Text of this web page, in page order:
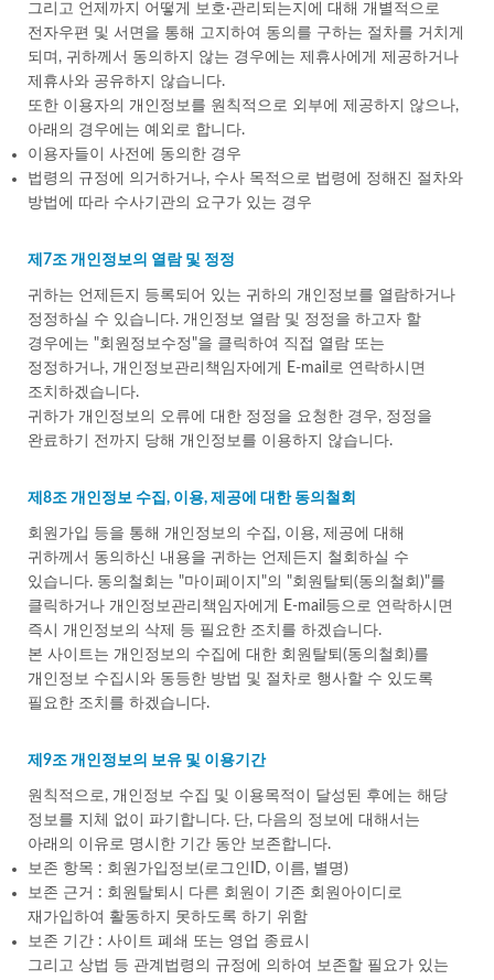
그리고 언제까지 어떻게 보호·관리되는지에 대해 개별적으로
전자우편 및 서면을 통해 고지하여 동의를 구하는 절차를 거치게
되며, 귀하께서 동의하지 않는 경우에는 제휴사에게 제공하거나
제휴사와 공유하지 않습니다.
또한 이용자의 개인정보를 원칙적으로 외부에 제공하지 않으나,
아래의 경우에는 예외로 합니다.
이용자들이 사전에 동의한 경우
법령의 규정에 의거하거나, 수사 목적으로 법령에 정해진 절차와
방법에 따라 수사기관의 요구가 있는 경우
제7조 개인정보의 열람 및 정정
귀하는 언제든지 등록되어 있는 귀하의 개인정보를 열람하거나
정정하실 수 있습니다. 개인정보 열람 및 정정을 하고자 할
경우에는 "회원정보수정"을 클릭하여 직접 열람 또는
정정하거나, 개인정보관리책임자에게 E-mail로 연락하시면
조치하겠습니다.
귀하가 개인정보의 오류에 대한 정정을 요청한 경우, 정정을
완료하기 전까지 당해 개인정보를 이용하지 않습니다.
제8조 개인정보 수집, 이용, 제공에 대한 동의철회
회원가입 등을 통해 개인정보의 수집, 이용, 제공에 대해
귀하께서 동의하신 내용을 귀하는 언제든지 철회하실 수
있습니다. 동의철회는 "마이페이지"의 "회원탈퇴(동의철회)"를
클릭하거나 개인정보관리책임자에게 E-mail등으로 연락하시면
즉시 개인정보의 삭제 등 필요한 조치를 하겠습니다.
본 사이트는 개인정보의 수집에 대한 회원탈퇴(동의철회)를
개인정보 수집시와 동등한 방법 및 절차로 행사할 수 있도록
필요한 조치를 하겠습니다.
제9조 개인정보의 보유 및 이용기간
원칙적으로, 개인정보 수집 및 이용목적이 달성된 후에는 해당
정보를 지체 없이 파기합니다. 단, 다음의 정보에 대해서는
아래의 이유로 명시한 기간 동안 보존합니다.
보존 항목 : 회원가입정보(로그인ID, 이름, 별명)
보존 근거 : 회원탈퇴시 다른 회원이 기존 회원아이디로
재가입하여 활동하지 못하도록 하기 위함
보존 기간 : 사이트 폐쇄 또는 영업 종료시
그리고 상법 등 관계법령의 규정에 의하여 보존할 필요가 있는